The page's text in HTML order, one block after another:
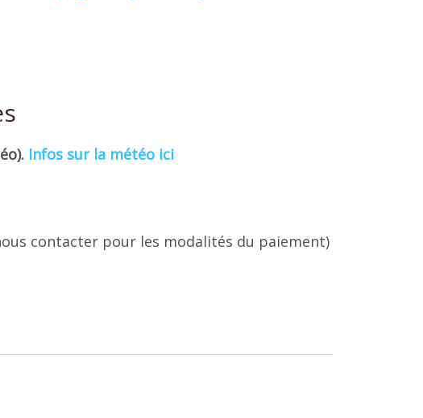
Infos sur la météo ici
contacter pour les modalités du paiement)